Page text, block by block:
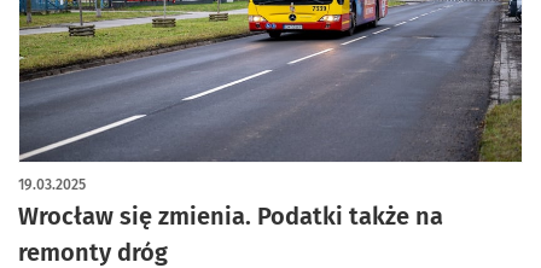
Wrocław się zmienia. Podatki także na
remonty dróg
19.03.2025
artykuł z galerią zdjęć